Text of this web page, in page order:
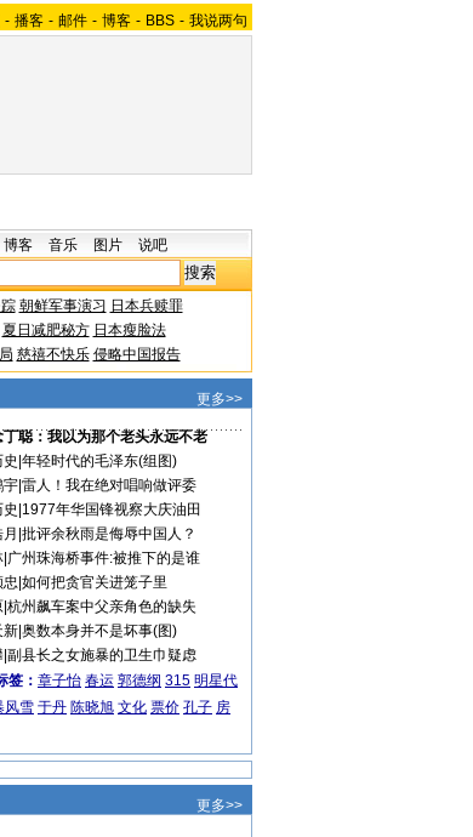
- 播客 - 邮件 - 博客 - BBS - 我说两句
博客 音乐 图片 说吧
朝鲜军事演习 日本兵赎罪
夏日减肥秘方 日本瘦脸法
慈禧不快乐 侵略中国报告
更多>>
丁聪：我以为那个老头永远不老
年轻时代的毛泽东(组图)
宇| 雷人！我在绝对唱响做评委
1977年华国锋视察大庆油田
批评余秋雨是侮辱中国人？
| 广州珠海桥事件:被推下的是谁
忠 如何把贪官关进笼子里
| 杭州飙车案中父亲角色的缺失
新| 奥数本身并不是坏事(图)
| 副县长之女施暴的卫生巾疑虑
签： 章子怡 春运 郭德纲 315 明星代
风雪 于丹 陈晓旭 文化 票价 孔子 房
更多>>